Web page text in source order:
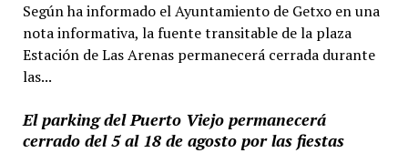
Según ha informado el Ayuntamiento de Getxo en una
nota informativa, la fuente transitable de la plaza
Estación de Las Arenas permanecerá cerrada durante
las...
El parking del Puerto Viejo permanecerá
cerrado del 5 al 18 de agosto por las fiestas